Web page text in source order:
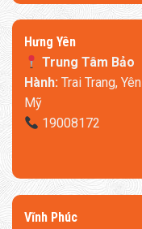
​Hưng Yên
Trung Tâm Bảo
Hành:Trai Trang, Yên
Mỹ
19008172
​Vĩnh Phúc